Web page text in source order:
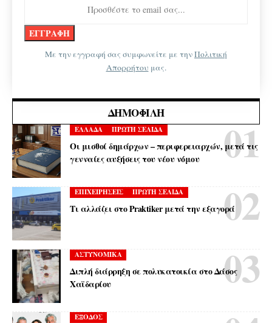
Με την εγγραφή σας συμφωνείτε με τηνΠολιτική
Απορρήτου μας.
ΔΗΜΟΦΙΛΉ
ΕΛΛΑΔΑ ΠΡΩΤΗ ΣΕΛΙΔΑ
Οι μισθοί δημάρχων – περιφερειαρχών, μετά τις
γενναίες αυξήσεις του νέου νόμου
ΕΠΙΧΕΙΡΗΣΕΙΣ ΠΡΩΤΗ ΣΕΛΙΔΑ
Τι αλλάζει στο Praktiker μετά την εξαγορά
ΑΣΤΥΝΟΜΙΚΑ
Διπλή διάρρηξη σε πολυκατοικία στο Δάσος
Χαϊδαρίου
ΕΞΟΔΟΣ